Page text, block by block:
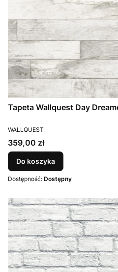
Tapeta Wallquest Day
PRODUCENT
WALLQUEST
Cena
359,00 zł
Do koszyka
Dostępność: Dostępny